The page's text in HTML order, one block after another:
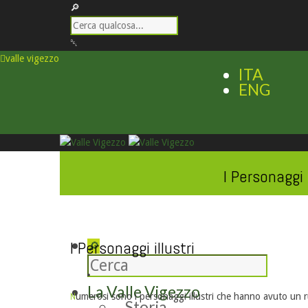
valle vigezzo
ITA
ENG
La Valle Vigezzo
I
I Personaggi illustri
Numerosi sono i personaggi illustri che hanno avuto un